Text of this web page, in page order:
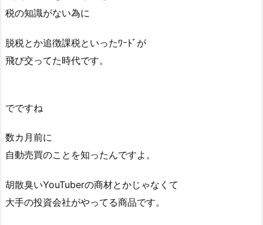
税の知識がない為に
脱税とか追徴課税といったﾜｰﾄﾞが
飛び交ってた時代です。
でですね
数カ月前に
自動売買のことを知ったんですよ。
胡散臭いYouTuberの商材とかじゃなくて
大手の投資会社がやってる商品です。